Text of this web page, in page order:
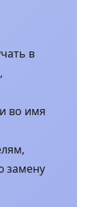
в
во имя
замену